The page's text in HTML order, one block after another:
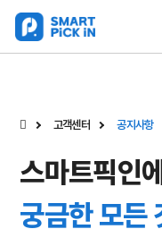
고객센터 공지사항
스마트픽인
궁금한 모든